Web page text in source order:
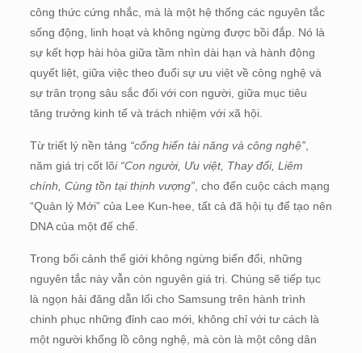
công thức cứng nhắc, mà là một hệ thống các nguyên tắc
sống động, linh hoạt và không ngừng được bồi đắp. Nó là
sự kết hợp hài hòa giữa tầm nhìn dài hạn và hành động
quyết liệt, giữa việc theo đuổi sự ưu việt về công nghệ và
sự trân trọng sâu sắc đối với con người, giữa mục tiêu
tăng trưởng kinh tế và trách nhiệm với xã hội.
Từ triết lý nền tảng “cống hiến tài năng và công nghệ”,
năm giá trị cốt lõi “Con người, Ưu việt, Thay đổi, Liêm
chính, Cùng tồn tại thịnh vượng”, cho đến cuộc cách mạng
“Quản lý Mới” của Lee Kun-hee, tất cả đã hội tụ để tạo nên
DNA của một đế chế.
Trong bối cảnh thế giới không ngừng biến đổi, những
nguyên tắc này vẫn còn nguyên giá trị. Chúng sẽ tiếp tục
là ngọn hải đăng dẫn lối cho Samsung trên hành trình
chinh phục những đỉnh cao mới, không chỉ với tư cách là
một người khổng lồ công nghệ, mà còn là một công dân